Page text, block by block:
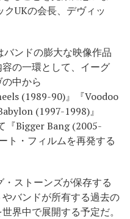
UKの会長、デヴィッ
ンドの膨大な映像作品
の一環として、イーグ
中から
(1989-90)』『Voodoo
(1997-1998)』
『Bigger Bang (2005-
ト・フィルムを再発する
・ストーンズが保存する
バンドが所有する過去の
界中で展開する予定だ。